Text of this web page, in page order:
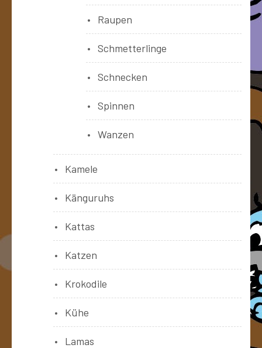
Raupen
Schmetterlinge
Schnecken
Spinnen
Wanzen
Kamele
Känguruhs
Kattas
Katzen
Krokodile
Kühe
Lamas